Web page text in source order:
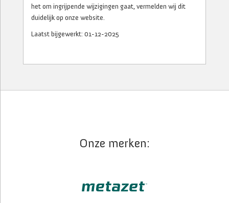
het om ingrijpende wijzigingen gaat, vermelden wij dit
duidelijk op onze website.
Laatst bijgewerkt: 01-12-2025
Onze merken: